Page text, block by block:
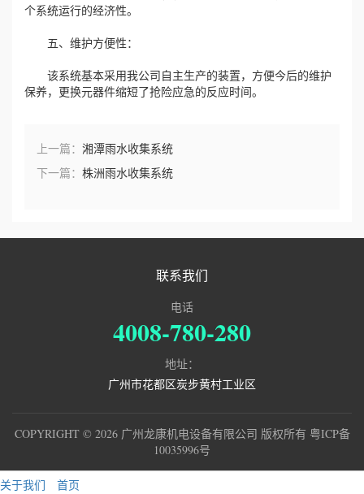
个系统运行的经济性。
五、维护方便性：
该系统基本采用我公司自主生产的装置，方便今后的维护
保养，更换元器件缩短了抢险应急的反应时间。
上一篇： 湘潭雨水收集系统
下一篇： 株洲雨水收集系统
联系我们
电话
4008-780-280
地址：
广州市花都区炭步黄村工业区
COPYRIGHT © 2026 广州龙康机电设备有限公司 版权所有 粤ICP备
10035996号
关于我们 首页